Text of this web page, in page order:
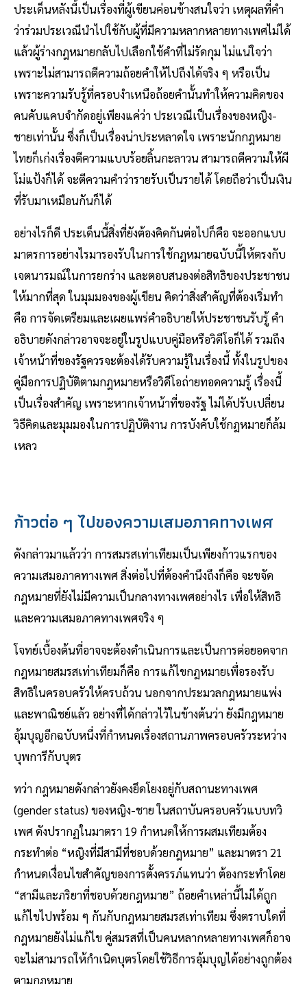
ประเด็นหลังนี้เป็นเรื่องที่ผู้เขียนค่อนข้างสนใจว่า เหตุผลที่คำ
ว่าร่วมประเวณีนำไปใช้กับผู้ที่มีความหลากหลายทางเพศไม่ได้
แล้วผู้ร่างกฎหมายกลับไปเลือกใช้คำที่ไม่รัดกุม ไม่แน่ใจว่า
เพราะไม่สามารถตีความถ้อยคำให้ไปถึงได้จริง ๆ หรือเป็น
เพราะความรับรู้ที่ครอบงำเหนือถ้อยคำนั้นทำให้ความคิดของ
คนคับแคบจำกัดอยู่เพียงแค่ว่า ประเวณีเป็นเรื่องของหญิง-
ชายเท่านั้น ซึ่งก็เป็นเรื่องน่าประหลาดใจ เพราะนักกฎหมาย
ไทยก็เก่งเรื่องตีความแบบร้อยลิ้นกะลาวน สามารถตีความให้ผี
โม่แป้งก็ได้ จะตีความคำว่ารายรับเป็นรายได้ โดยถือว่าเป็นเงิน
ที่รับมาเหมือนกันก็ได้
อย่างไรก็ดี ประเด็นนี้สิ่งที่ยังต้องคิดกันต่อไปก็คือ จะออกแบบ
มาตรการอย่างไรมารองรับในการใช้กฎหมายฉบับนี้ให้ตรงกับ
เจตนารมณ์ในการยกร่าง และตอบสนองต่อสิทธิของประชาชน
ให้มากที่สุด ในมุมมองของผู้เขียน คิดว่าสิ่งสำคัญที่ต้องเริ่มทำ
คือ การจัดเตรียมและเผยแพร่คำอธิบายให้ประชาชนรับรู้ คำ
อธิบายดังกล่าวอาจจะอยู่ในรูปแบบคู่มือหรือวิดีโอก็ได้ รวมถึง
เจ้าหน้าที่ของรัฐควรจะต้องได้รับความรู้ในเรื่องนี้ ทั้งในรูปของ
คู่มือการปฏิบัติตามกฎหมายหรือวิดีโอถ่ายทอดความรู้ เรื่องนี้
เป็นเรื่องสำคัญ เพราะหากเจ้าหน้าที่ของรัฐ ไม่ได้ปรับเปลี่ยน
วิธีคิดและมุมมองในการปฏิบัติงาน การบังคับใช้กฎหมายก็ล้ม
เหลว
ก้าวต่อ ๆ ไปของความเสมอภาคทางเพศ
ดังกล่าวมาแล้วว่า การสมรสเท่าเทียมเป็นเพียงก้าวแรกของ
ความเสมอภาคทางเพศ สิ่งต่อไปที่ต้องคำนึงถึงก็คือ จะขจัด
กฎหมายที่ยังไม่มีความเป็นกลางทางเพศอย่างไร เพื่อให้สิทธิ
และความเสมอภาคทางเพศจริง ๆ
โจทย์เบื้องต้นที่อาจจะต้องดำเนินการและเป็นการต่อยอดจาก
กฎหมายสมรสเท่าเทียมก็คือ การแก้ไขกฎหมายเพื่อรองรับ
สิทธิในครอบครัวให้ครบถ้วน นอกจากประมวลกฎหมายแพ่ง
และพาณิชย์แล้ว อย่างที่ได้กล่าวไว้ในข้างต้นว่า ยังมีกฎหมาย
อุ้มบุญอีกฉบับหนึ่งที่กำหนดเรื่องสถานภาพครอบครัวระหว่าง
บุพการีกับบุตร
ทว่า กฎหมายดังกล่าวยังคงยึดโยงอยู่กับสถานะทางเพศ
(gender status) ของหญิง-ชาย ในสถาบันครอบครัวแบบทวิ
เพศ ดังปรากฏในมาตรา 19 กำหนดให้การผสมเทียมต้อง
กระทำต่อ “หญิงที่มีสามีที่ชอบด้วยกฎหมาย” และมาตรา 21
กำหนดเงื่อนไขสำคัญของการตั้งครรภ์แทนว่า ต้องกระทำโดย
“สามีและภริยาที่ชอบด้วยกฎหมาย” ถ้อยคำเหล่านี้ไม่ได้ถูก
แก้ไขไปพร้อม ๆ กันกับกฎหมายสมรสเท่าเทียม ซึ่งตราบใดที่
กฎหมายยังไม่แก้ไข คู่สมรสที่เป็นคนหลากหลายทางเพศก็อาจ
จะไม่สามารถให้กำเนิดบุตรโดยใช้วิธีการอุ้มบุญได้อย่างถูกต้อง
ตามกฎหมาย